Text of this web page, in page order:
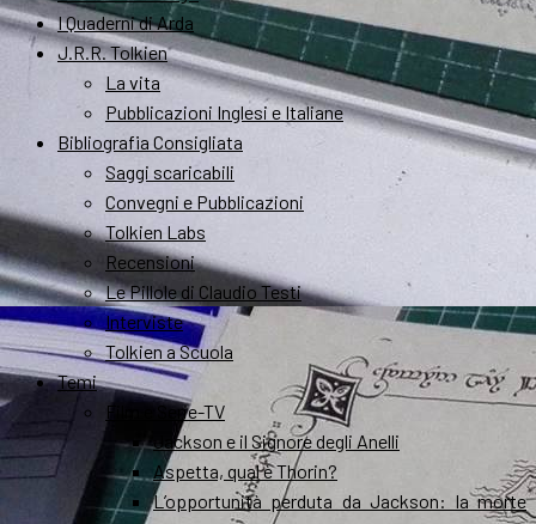
I Quaderni di Arda
J.R.R. Tolkien
La vita
Pubblicazioni Inglesi e Italiane
Bibliografia Consigliata
Saggi scaricabili
Convegni e Pubblicazioni
Tolkien Labs
Recensioni
Le Pillole di Claudio Testi
Interviste
Tolkien a Scuola
Temi
Film e Serie-TV
Jackson e il Signore degli Anelli
Aspetta, qual è Thorin?
L’opportunità perduta da Jackson: la morte